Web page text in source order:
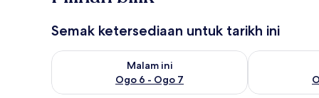
Semak ketersediaan untuk tarikh ini
Malam ini
Ogo 6 - Ogo 7
Semak ketersediaan untuk malam ini Ogo 6 - Ogo 7
Semak